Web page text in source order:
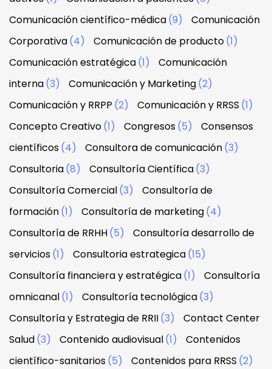
Comunicación científico-médica(9)
Comunicación
Corporativa(4) Comunicación de producto(1)
Comunicación estratégica(1)
Comunicación
interna(3) Comunicación y Marketing(2)
Comunicación y RRPP (2) Comunicación y RRSS (1)
Concepto Creativo(1) Congresos(5)
Consensos
científicos(4) Consultora de comunicación(3)
Consultoria(8) Consultoría Científica(3)
Consultoría Comercial(3)
Consultoría de
formación(1) Consultoría de marketing(4)
Consultoría de RRHH(5)
Consultoría desarrollo de
servicios(1) Consultoria estrategica(15)
Consultoría financiera y estratégica(1)
Consultoría
omnicanal(1) Consultoría tecnológica(3)
Consultoría y Estrategia de RRII(3)
Contact Center
Salud(3) Contenido audiovisual(1)
Contenidos
científico-sanitarios(5) Contenidos para RRSS (2)